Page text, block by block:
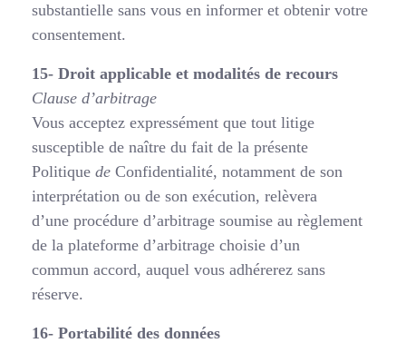
substantielle sans vous en informer et obtenir votre
consentement.
15- Droit applicable et modalités de recours
Clause d’arbitrage
Vous acceptez expressément que tout litige
susceptible de naître du fait de la présente
Politique de Confidentialité, notamment de son
interprétation ou de son exécution, relèvera
d’une procédure d’arbitrage soumise au règlement
de la plateforme d’arbitrage choisie d’un
commun accord, auquel vous adhérerez sans
réserve.
16- Portabilité des données